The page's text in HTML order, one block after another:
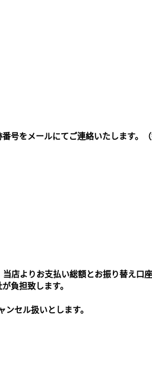
号をメールにてご連絡いたします。
店よりお支払い総額とお振り替え
負担致します。
ンセル扱いとします。